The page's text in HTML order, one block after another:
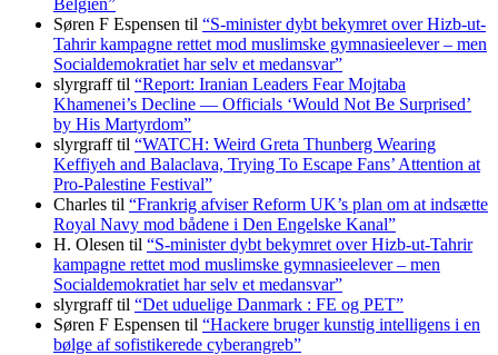
Søren F Espensen til “S-minister dybt bekymret over Hizb-ut-
Tahrir kampagne rettet mod muslimske gymnasieelever – men
Socialdemokratiet har selv et medansvar”
slyrgrafftil “Report: Iranian Leaders Fear Mojtaba
Khamenei’s Decline — Officials ‘Would Not Be Surprised’
by His Martyrdom”
slyrgrafftil “WATCH: Weird Greta Thunberg Wearing
Keffiyeh and Balaclava, Trying To Escape Fans’ Attention at
Pro-Palestine Festival”
Charles til “Frankrig afviser Reform UK’s plan om at indsætte
Royal Navy mod bådene i Den Engelske Kanal”
H. Olesen til “S-minister dybt bekymret over Hizb-ut-Tahrir
kampagne rettet mod muslimske gymnasieelever – men
Socialdemokratiet har selv et medansvar”
slyrgrafftil “Det uduelige Danmark : FE og PET”
Søren F Espensen til “Hackere bruger kunstig intelligens i en
bølge af sofistikerede cyberangreb”